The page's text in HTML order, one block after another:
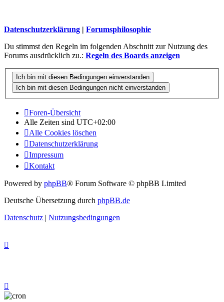
Datenschutzerklärung | Forumsphilosophie
Du stimmst den Regeln im folgenden Abschnitt zur Nutzung des
Forums ausdrücklich zu.: Regeln des Boards anzeigen
Foren-Übersicht
Alle Zeiten sind UTC+02:00
Alle Cookies löschen
Datenschutzerklärung
Impressum
Kontakt
Powered by phpBB® Forum Software © phpBB Limited
Deutsche Übersetzung durch phpBB.de
Datenschutz | Nutzungsbedingungen